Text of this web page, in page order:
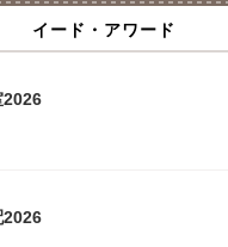
イード・アワード
2026
2026